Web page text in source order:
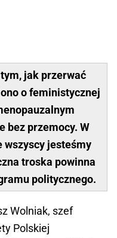
jak przerwać
o feministycznej
bez przemocy. W
wszyscy jesteśmy
troska powinna
politycznego.
Wolniak, szef
Polskiej